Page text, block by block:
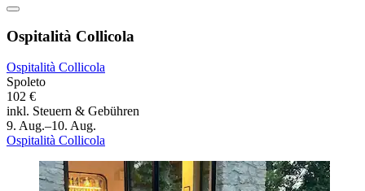
Ospitalità Collicola
Ospitalità Collicola
Spoleto
102 €
inkl. Steuern & Gebühren
9. Aug.–10. Aug.
Ospitalità Collicola